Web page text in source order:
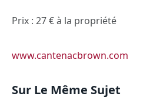
Prix : 27 € à la propriété
www.cantenacbrown.com
Sur Le Même Sujet